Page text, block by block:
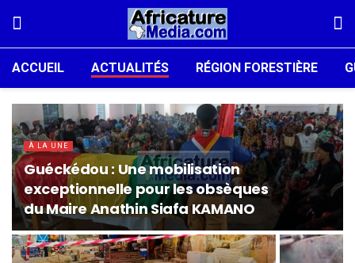
ACCUEIL ACTUALITÉS RÉGION FORESTIÈRE
À LA UNE
Guéckédou : Une mobilisation
exceptionnelle pour les obsèques
du Maire Anathin Siafa KAMANO